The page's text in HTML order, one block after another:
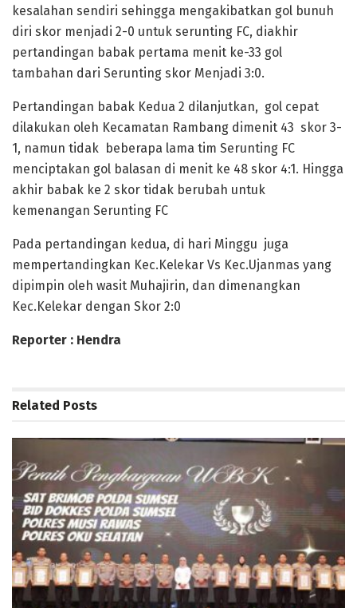
kesalahan sendiri sehingga mengakibatkan gol bunuh
diri skor menjadi 2-0 untuk serunting FC, diakhir
pertandingan babak pertama menit ke-33 gol
tambahan dari Serunting skor Menjadi 3:0.
Pertandingan babak Kedua 2 dilanjutkan, gol cepat
dilakukan oleh Kecamatan Rambang dimenit 43 skor 3-
1, namun tidak beberapa lama tim Serunting FC
menciptakan gol balasan di menit ke 48 skor 4:1. Hingga
akhir babak ke 2 skor tidak berubah untuk
kemenangan Serunting FC
Pada pertandingan kedua, di hari Minggu juga
mempertandingkan Kec.Kelekar Vs Kec.Ujanmas yang
dipimpin oleh wasit Muhajirin, dan dimenangkan
Kec.Kelekar dengan Skor 2:0
Reporter : Hendra
Related Posts